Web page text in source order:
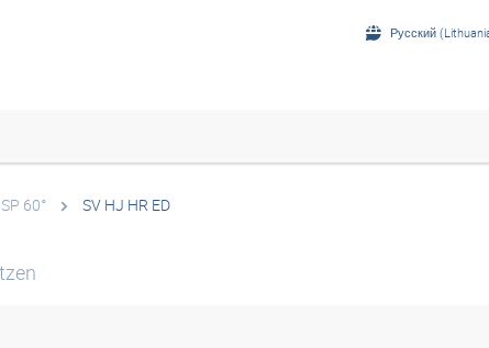
Русский
60° SV HJ HR ED